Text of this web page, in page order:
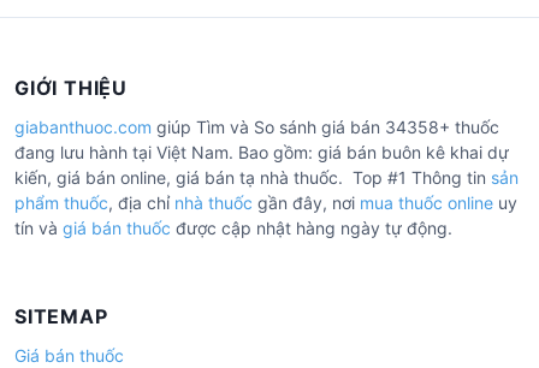
GIỚI THIỆU
giabanthuoc.com giúp Tìm và So sánh giá bán 34358+ thuốc
đang lưu hành tại Việt Nam. Bao gồm: giá bán buôn kê khai dự
kiến, giá bán online, giá bán tạ nhà thuốc. Top #1 Thông tin sản
phẩm thuốc, địa chỉ nhà thuốc gần đây, nơi mua thuốc online uy
tín và giá bán thuốc được cập nhật hàng ngày tự động.
SITEMAP
Giá bán thuốc